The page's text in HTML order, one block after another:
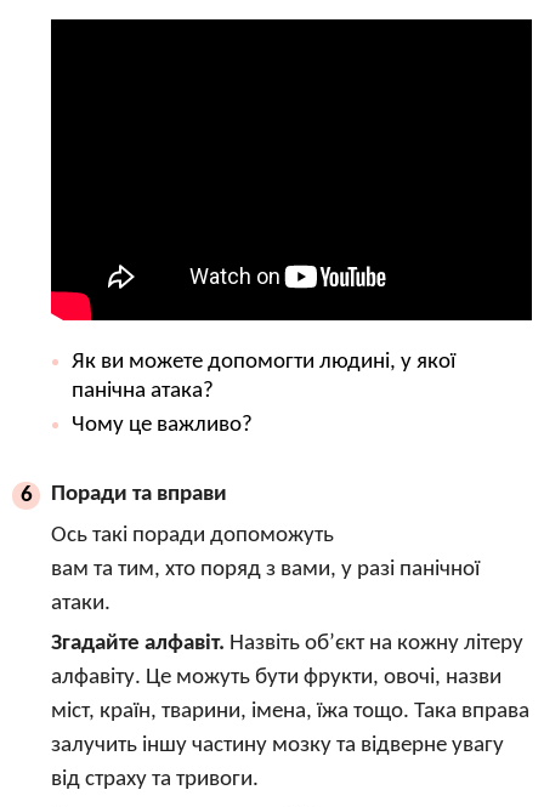
Як ви можете допомогти людині, у якої
панічна атака?
Чому це важливо?
6
Поради та вправи
Ось такі поради допоможуть
вам та тим, хто поряд з вами, у разі панічної
атаки.
Згадайте алфавіт. Назвіть об’єкт на кожну літеру
алфавіту. Це можуть бути фрукти, овочі, назви
міст, країн, тварини, імена, їжа тощо. Така вправа
залучить іншу частину мозку та відверне увагу
від страху та тривоги.